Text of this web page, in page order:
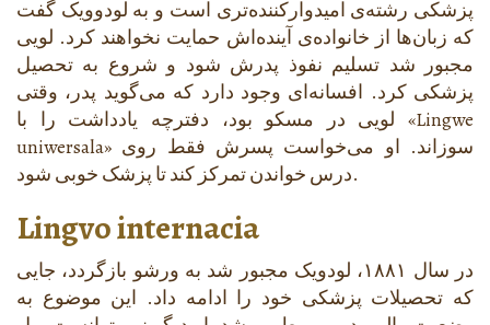
پزشکی رشته‌ی امیدوارکننده‌تری است و به لودوویک گفت
که زبان‌ها از خانواده‌ی آینده‌اش حمایت نخواهند کرد. لویی
مجبور شد تسلیم نفوذ پدرش شود و شروع به تحصیل
پزشکی کرد. افسانه‌ای وجود دارد که می‌گوید پدر، وقتی
لویی در مسکو بود، دفترچه یادداشت را با «Lingwe
uniwersala» سوزاند. او می‌خواست پسرش فقط روی
درس خواندن تمرکز کند تا پزشک خوبی شود.
Lingvo internacia
در سال ۱۸۸۱، لودویک مجبور شد به ورشو بازگردد، جایی
که تحصیلات پزشکی خود را ادامه داد. این موضوع به